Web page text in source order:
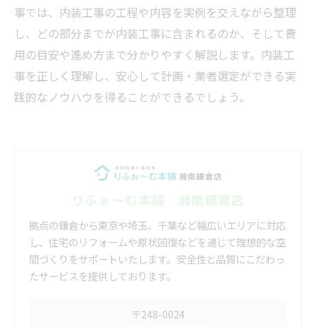
事では、内装工事の工程や内容を実例を交えながら整理
し、どの部分までが内装工事に含まれるのか、そして費
用の目安や進め方まで分かりやすく解説します。内装工
事を正しく理解し、安心して計画・業者選定ができる実
践的なノウハウを得ることができるでしょう。
りふぉ～む本舗 湘南鎌倉店
拠点の鎌倉から東京や埼玉、千葉など幅広いエリアに対応
し、住宅のリフォームや原状回復などを通じて理想的な空
間づくりをサポートいたします。安全性と品質にこだわっ
たサービスを提供しております。
〒248-0024